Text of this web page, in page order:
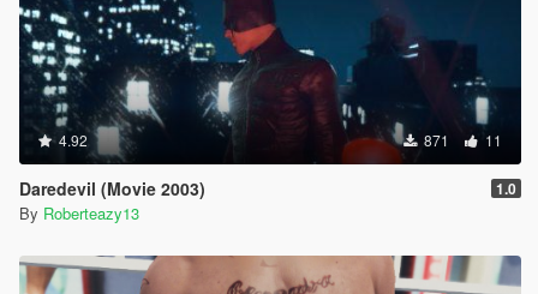
4.92 871 11
Daredevil (Movie 2003) 1.0
By Roberteazy13